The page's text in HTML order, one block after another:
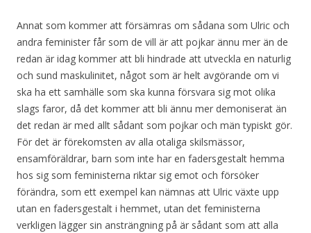
Annat som kommer att försämras om sådana som Ulric och
andra feminister får som de vill är att pojkar ännu mer än de
redan är idag kommer att bli hindrade att utveckla en naturlig
och sund maskulinitet, något som är helt avgörande om vi
ska ha ett samhälle som ska kunna försvara sig mot olika
slags faror, då det kommer att bli ännu mer demoniserat än
det redan är med allt sådant som pojkar och män typiskt gör.
För det är förekomsten av alla otaliga skilsmässor,
ensamföräldrar, barn som inte har en fadersgestalt hemma
hos sig som feministerna riktar sig emot och försöker
förändra, som ett exempel kan nämnas att Ulric växte upp
utan en fadersgestalt i hemmet, utan det feministerna
verkligen lägger sin ansträngning på är sådant som att alla